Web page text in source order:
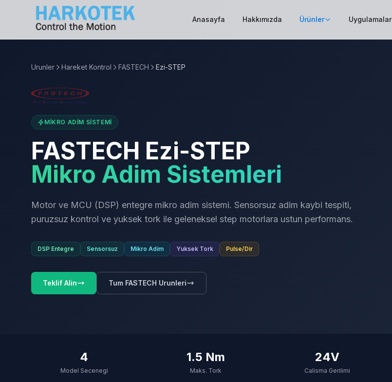
Anasayfa Hakkımızda Ürünler Uygulamalar
Urunler Hareket Kontrol FASTECH Ezi-STEP
MIKRO ADIM SISTEMI
FASTECH Ezi-STEP
Mikro Adim Sistemleri
Motor ve MCU (DSP) entegre mikro adim sistemi. Sensorsuz adim kaybi tespiti,
puruzsuz kontrol ve yuksek tork ile geleneksel step motorlara ustun performans.
DSP Entegre Sensorsuz Mikro Adim Yuksek Tork Pulse/Dir
Teklif Alin Tum FASTECH Urunleri
4
Model Secenegi
1.5 Nm
Maks. Tork
24V
Calisma Gerilimi